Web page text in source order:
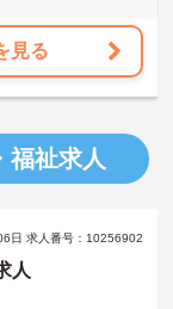
上限85歳まで働
。
指せる環境です】
対する加算手当
支給があるため、
す。
見る
福祉求人
日 求人番号：10256902
人